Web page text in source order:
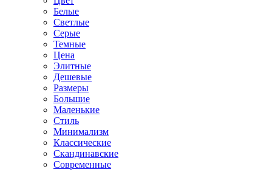
Белые
Светлые
Серые
Темные
Цена
Элитные
Дешевые
Размеры
Большие
Маленькие
Стиль
Минимализм
Классические
Скандинавские
Современные